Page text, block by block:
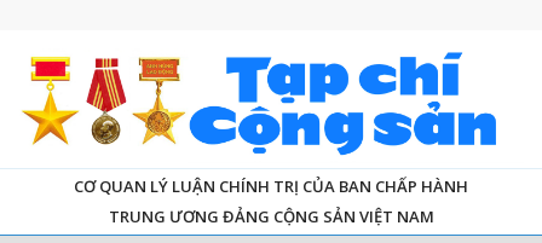
CƠ QUAN LÝ LUẬN CHÍNH TRỊ CỦA BAN CHẤP HÀNH
TRUNG ƯƠNG ĐẢNG CỘNG SẢN VIỆT NAM